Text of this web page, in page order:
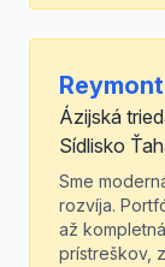
Reymont
Ázijská
Sídlisko
Sme
rozvíja.
až
prístreškov,